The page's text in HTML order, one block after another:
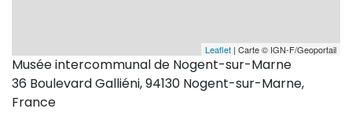
Leaflet | Carte © IGN-F/Geoportail
Musée intercommunal de Nogent-sur-Marne
36 Boulevard Galliéni, 94130 Nogent-sur-Marne,
France